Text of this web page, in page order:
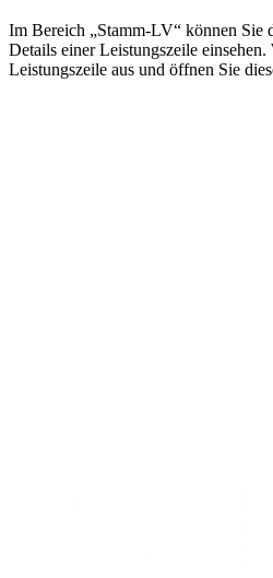
Im Bereich „Stamm-LV“ können Sie
Details einer Leistungszeile
Leistungszeile aus und öffnen Sie